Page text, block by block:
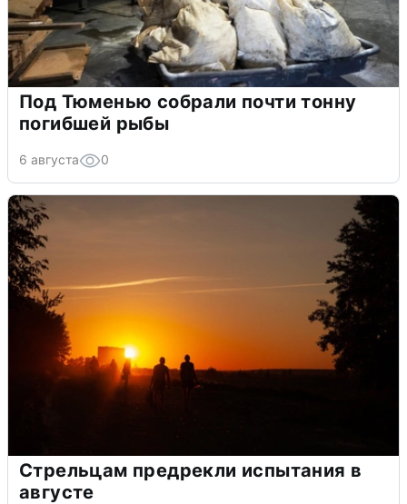
Под Тюменью собрали почти тонну
погибшей рыбы
6 августа 0
Стрельцам предрекли испытания в
августе